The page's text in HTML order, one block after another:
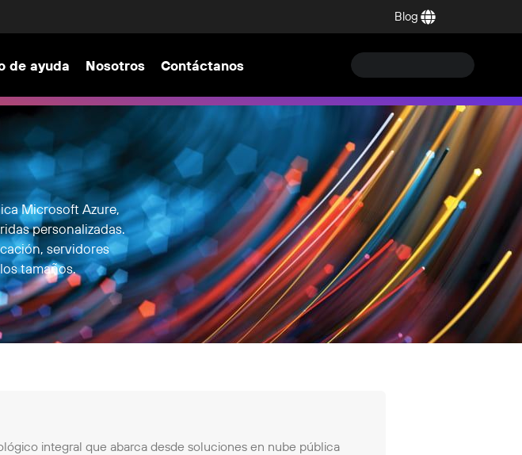
Blog
de ayuda Nosotros Contáctanos
Microsoft Azure,
personalizadas.
servidores
tamaños.
integral que abarca desde soluciones en nube pública